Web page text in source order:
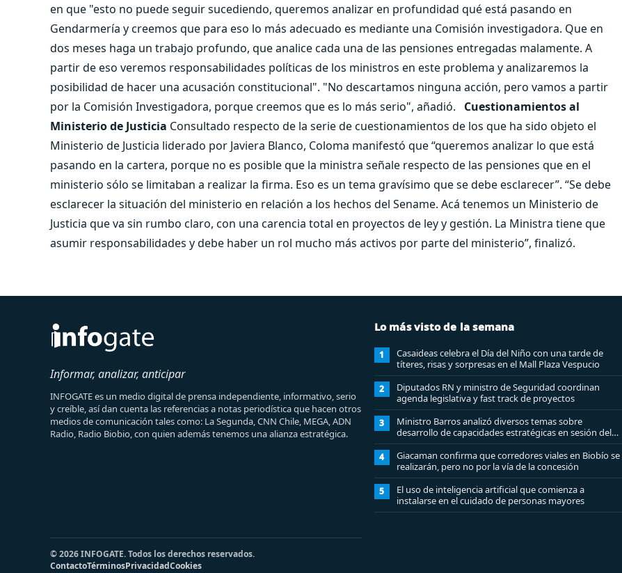
en que "esto no puede seguir sucediendo, queremos analizar en profundidad qué está pasando en
Gendarmería y creemos que para eso lo más adecuado es mediante una Comisión investigadora. Que en
dos meses haga un trabajo profundo, que analice cada una de las pensiones entregadas malamente. A
partir de eso veremos responsabilidades políticas de los ministros en este problema y analizaremos la
posibilidad de hacer una acusación constitucional". "No descartamos ninguna acción, pero vamos a partir
por la Comisión Investigadora, porque creemos que es lo más serio", añadió. Cuestionamientos al
Ministerio de Justicia Consultado respecto de la serie de cuestionamientos de los que ha sido objeto el
Ministerio de Justicia liderado por Javiera Blanco, Coloma manifestó que “queremos analizar lo que está
pasando en la cartera, porque no es posible que la ministra señale respecto de las pensiones que en el
ministerio sólo se limitaban a realizar la firma. Eso es un tema gravísimo que se debe esclarecer”. “Se debe
esclarecer la situación del ministerio en relación a los hechos del Sename. Acá tenemos un Ministerio de
Justicia que va sin rumbo claro, con una carencia total en proyectos de ley y gestión. La Ministra tiene que
asumir responsabilidades y debe haber un rol mucho más activos por parte del ministerio”, finalizó.
Informar, analizar, anticipar
INFOGATE es un medio digital de prensa independiente, informativo, serio
y creíble, así dan cuenta las referencias a notas periodística que hacen otros
medios de comunicación tales como: La Segunda, CNN Chile, MEGA, ADN
Radio, Radio Biobio, con quien además tenemos una alianza estratégica.
Lo más visto de la semana
1
Casaideas celebra el Día del Niño con una tarde de
títeres, risas y sorpresas en el Mall Plaza Vespucio
2
Diputados RN y ministro de Seguridad coordinan
agenda legislativa y fast track de proyectos
3
Ministro Barros analizó diversos temas sobre
desarrollo de capacidades estratégicas en sesión del
Consejo de Política Espacial
4
Giacaman confirma que corredores viales en Biobío se
realizarán, pero no por la vía de la concesión
5
El uso de inteligencia artificial que comienza a
instalarse en el cuidado de personas mayores
© 2026 INFOGATE. Todos los derechos reservados.
ContactoTérminosPrivacidadCookies